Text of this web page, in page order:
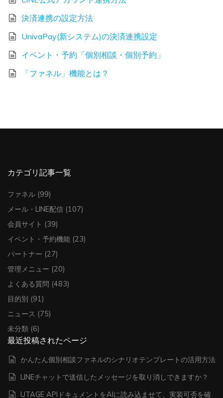
決済連携の設定方法
UnivaPay(新システム)の決済連携設定
イベント・予約「個別相談・個別予約」
「ファネル」機能とは？
カテゴリ記事一覧
ファネル (99)
メール・LINE配信 (107)
会員サイト (39)
イベント・予約機能 (23)
パートナー (27)
管理メニュー (20)
よくある質問 (483)
目的別 (91)
ニュース (75)
未分類 (6)
最近投稿されたページ
かんたん個別相談ファネルのシナリオテンプレートの活用方法
LINEチャットで送信したメッセージを取り消しできますか？
UTAGE APIドキュメントをAIに読み込ませて、実装可否を確